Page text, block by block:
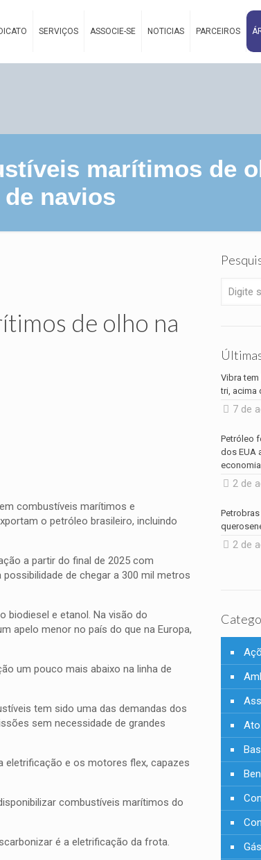
SERVIÇOS ASSOCIE-SE NOTICIAS PARCEIROS
marítimos de
navios
de olho na
combustíveis marítimos e
o petróleo brasileiro, incluindo
a partir do final de 2025 com
de chegar a 300 mil metros
biodiesel e etanol. Na visão do
apelo menor no país do que na Europa,
um pouco mais abaixo na linha de
tem sido uma das demandas dos
sem necessidade de grandes
eletrificação e os motores flex, capazes
combustíveis marítimos do
é a eletrificação da frota.
Vibra
tri, acima
7 de
Petróleo
dos EUA
economia
2 de
2 de
Gás